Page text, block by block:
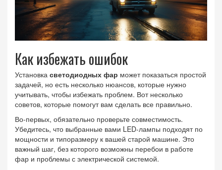
Как избежать ошибок
Установка светодиодных фар может показаться простой
задачей, но есть несколько нюансов, которые нужно
учитывать, чтобы избежать проблем. Вот несколько
советов, которые помогут вам сделать все правильно.
Во-первых, обязательно проверьте совместимость.
Убедитесь, что выбранные вами LED-лампы подходят по
мощности и типоразмеру к вашей старой машине. Это
важный шаг, без которого возможны перебои в работе
фар и проблемы с электрической системой.